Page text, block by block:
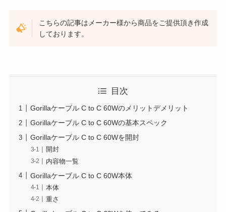
こちらの記事はメーカー様から商品をご提供頂き作成
しております。
目次
Gorillaケーブル C to C 60Wのメリットデメリット
Gorillaケーブル C to C 60Wの基本スペック
Gorillaケーブル C to C 60Wを開封
開封
内容物一覧
Gorillaケーブル C to C 60W本体
本体
重さ